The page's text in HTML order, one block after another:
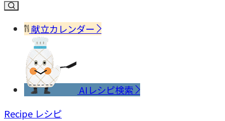
献立カレンダー
AIレシピ検索
Recipe レシピ